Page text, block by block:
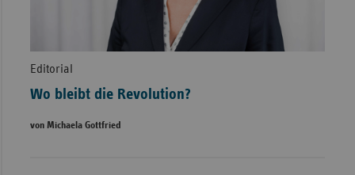
Editorial
Wo bleibt die Revolution?
von Michaela Gottfried